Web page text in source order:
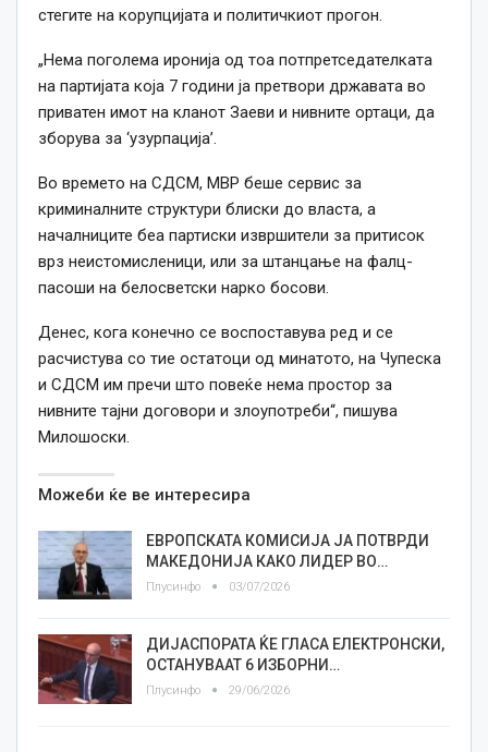
стегите на корупцијата и политичкиот прогон.
„Нема поголема иронија од тоа потпретседателката
на партијата која 7 години ја претвори државата во
приватен имот на кланот Заеви и нивните ортаци, да
зборува за ‘узурпација’.
Во времето на СДСМ, МВР беше сервис за
криминалните структури блиски до власта, а
началниците беа партиски извршители за притисок
врз неистомисленици, или за штанцање на фалц-
пасоши на белосветски нарко босови.
Денес, кога конечно се воспоставува ред и се
расчистува со тие остатоци од минатото, на Чупеска
и СДСМ им пречи што повеќе нема простор за
нивните тајни договори и злоупотреби“, пишува
Милошоски.
Можеби ќе ве интересира
ЕВРОПСКАТА КОМИСИЈА ЈА ПОТВРДИ
МАКЕДОНИЈА КАКО ЛИДЕР ВО…
Плусинфо 03/07/2026
ДИЈАСПОРАТА ЌЕ ГЛАСА ЕЛЕКТРОНСКИ,
ОСТАНУВААТ 6 ИЗБОРНИ…
Плусинфо 29/06/2026